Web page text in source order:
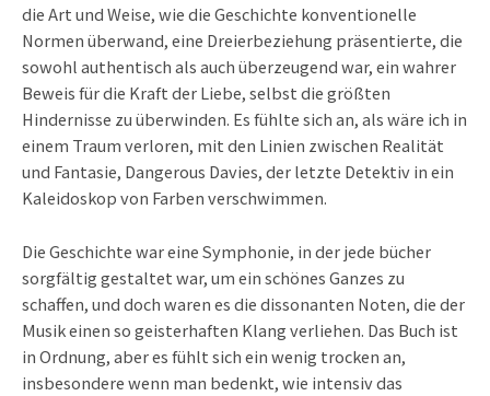
die Art und Weise, wie die Geschichte konventionelle
Normen überwand, eine Dreierbeziehung präsentierte, die
sowohl authentisch als auch überzeugend war, ein wahrer
Beweis für die Kraft der Liebe, selbst die größten
Hindernisse zu überwinden. Es fühlte sich an, als wäre ich in
einem Traum verloren, mit den Linien zwischen Realität
und Fantasie, Dangerous Davies, der letzte Detektiv in ein
Kaleidoskop von Farben verschwimmen.
Die Geschichte war eine Symphonie, in der jede bücher
sorgfältig gestaltet war, um ein schönes Ganzes zu
schaffen, und doch waren es die dissonanten Noten, die der
Musik einen so geisterhaften Klang verliehen. Das Buch ist
in Ordnung, aber es fühlt sich ein wenig trocken an,
insbesondere wenn man bedenkt, wie intensiv das